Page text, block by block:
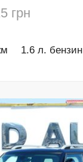
грн
1.6 л. бензин